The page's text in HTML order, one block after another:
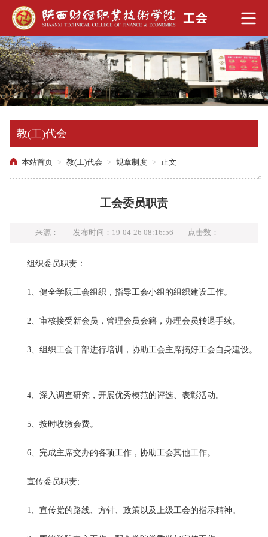
教(工)代会
本站首页 > 教(工)代会 > 规章制度 > 正文
工会委员职责
来源： 发布时间：19-04-26 08:16:56 点击数：
组织委员职责：
1、健全学院工会组织，指导工会小组的组织建设工作。
2、审核接受新会员，管理会员会籍，办理会员转退手续。
3、组织工会干部进行培训，协助工会主席搞好工会自身建设。
4、深入调查研究，开展优秀模范的评选、表彰活动。
5、按时收缴会费。
6、完成主席交办的各项工作，协助工会其他工作。
宣传委员职责;
1、宣传党的路线、方针、政策以及上级工会的指示精神。